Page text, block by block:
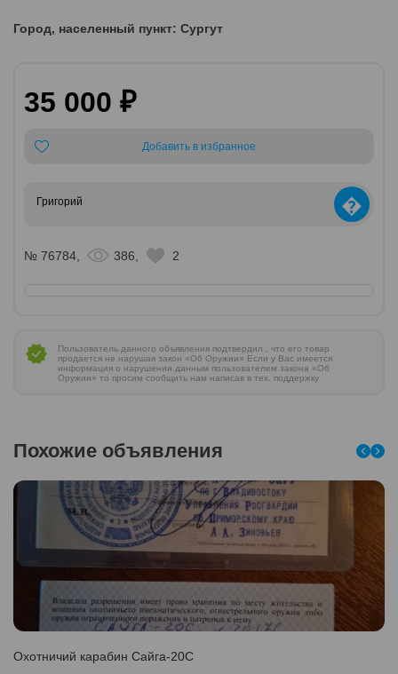
Город, населенный пункт: Сургут
35 000 ₽
Добавить в избранное
Григорий �
№ 76784, 386, 2
Пользователь данного объявления подтвердил , что его товар
продается не нарушая закон «Об Оружии» Если у Вас имеется
информация о нарушении данным пользователем закона «Об
Оружии» то просим сообщить нам написав в тех. поддержку
Похожие объявления
Охотничий карабин Сайга-20С